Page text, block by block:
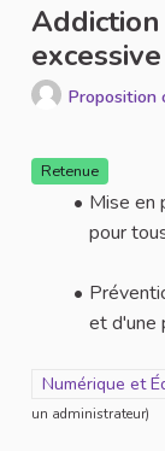
Proposition
Retenue
Mise en
pour
et d'une
Filtrer les
Numérique et
un administrateur)